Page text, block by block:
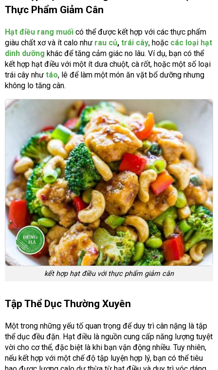
Thực Phẩm Giảm Cân
Hạt điều rang muối có thể được kết hợp với các thực phẩm
giàu chất xơ và ít calo như rau củ, trái cây, hoặc các loại hạt
dinh dưỡng khác để tăng cảm giác no lâu. Ví dụ, bạn có thể
kết hợp hạt điều với một ít dưa chuột, cà rốt, hoặc một số loại
trái cây như táo, lê để làm một món ăn vặt bổ dưỡng nhưng
không lo tăng cân.
kết hợp hạt điều với thực phẩm giảm cân
Tập Thể Dục Thường Xuyên
Một trong những yếu tố quan trọng để duy trì cân nặng là tập
thể dục đều đặn. Hạt điều là nguồn cung cấp năng lượng tuyệt
vời cho cơ thể, đặc biệt là khi bạn vận động nhiều. Tuy nhiên,
nếu kết hợp với một chế độ tập luyện hợp lý, bạn có thể tiêu